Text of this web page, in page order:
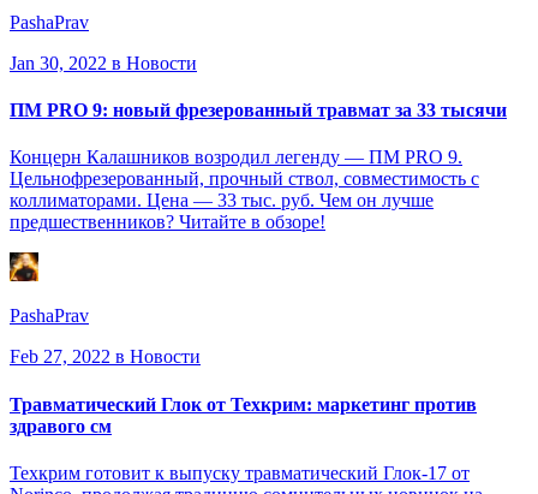
PashaPrav
Jan 30, 2022 в Новости
ПМ PRO 9: новый фрезерованный травмат за 33 тысячи
Концерн Калашников возродил легенду — ПМ PRO 9.
Цельнофрезерованный, прочный ствол, совместимость с
коллиматорами. Цена — 33 тыс. руб. Чем он лучше
предшественников? Читайте в обзоре!
PashaPrav
Feb 27, 2022 в Новости
Травматический Глок от Техкрим: маркетинг против
здравого см
Техкрим готовит к выпуску травматический Глок-17 от